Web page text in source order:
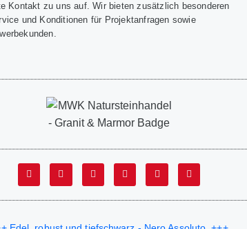
Kontakt zu uns auf. Wir bieten zusätzlich besonderen
und Konditionen für Projektanfragen sowie